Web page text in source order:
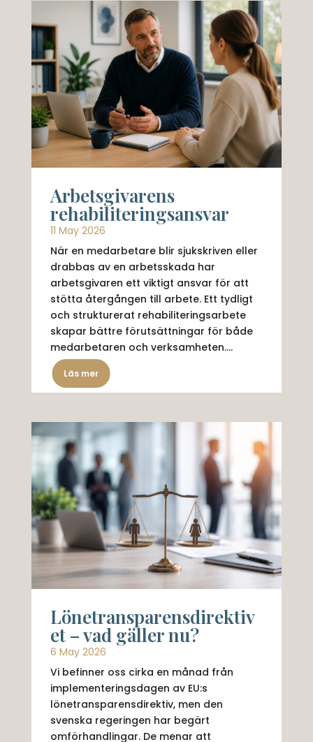
Arbetsgivarens
rehabiliteringsansvar
11 May 2026
När en medarbetare blir sjukskriven eller
drabbas av en arbetsskada har
arbetsgivaren ett viktigt ansvar för att
stötta återgången till arbete. Ett tydligt
och strukturerat rehabiliteringsarbete
skapar bättre förutsättningar för både
medarbetaren och verksamheten....
Läs mer
Lönetransparensdirektiv
et – vad gäller nu?
6 May 2026
Vi befinner oss cirka en månad från
implementeringsdagen av EU:s
lönetransparensdirektiv, men den
svenska regeringen har begärt
omförhandlingar. De menar att